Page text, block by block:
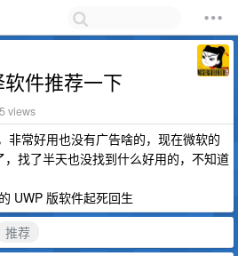
件推荐一下
views
非常好用也没有广告啥的，现在微软的
找了半天也没找到什么好用的，不知道
UWP 版软件起死回生
推荐